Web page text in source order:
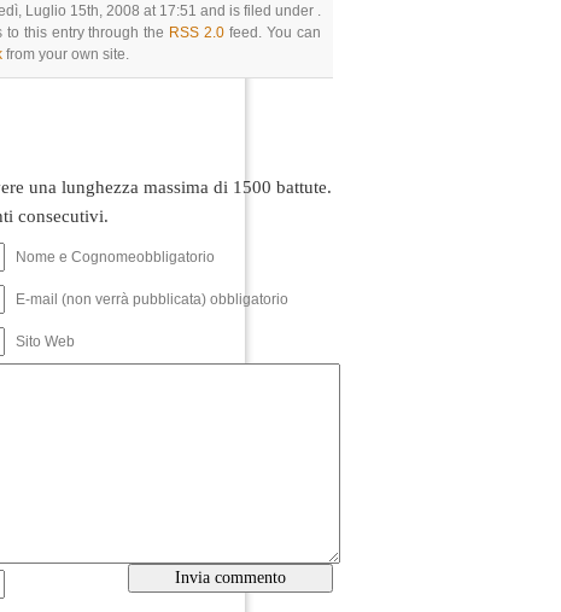
Luglio 15th, 2008 at 17:51 and is filed under .
this entry through the RSS 2.0 feed. You can
from your own site.
una lunghezza massima di 1500 battute.
consecutivi.
Nome e Cognomeobbligatorio
E-mail (non verrà pubblicata) obbligatorio
Sito Web